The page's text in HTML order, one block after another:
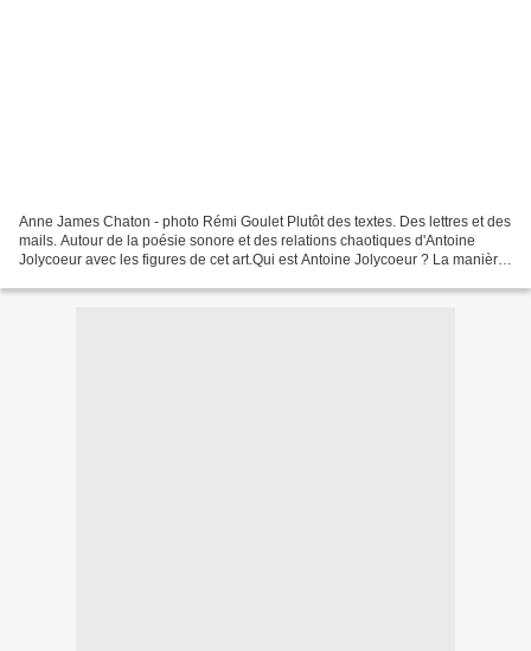
Anne James Chaton - photo Rémi Goulet Plutôt des textes. Des lettres et des
mails. Autour de la poésie sonore et des relations chaotiques d'Antoine
Jolycoeur avec les figures de cet art.Qui est Antoine Jolycoeur ? La manière